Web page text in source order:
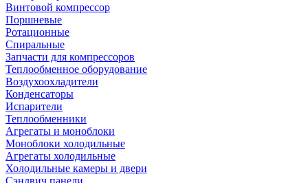
Винтовой компрессор
Поршневые
Ротационные
Спиральные
Запчасти для компрессоров
Теплообменное оборудование
Воздухоохладители
Конденсаторы
Испарители
Теплообменники
Агрегаты и моноблоки
Моноблоки холодильные
Агрегаты холодильные
Холодильные камеры и двери
Сэндвич панели